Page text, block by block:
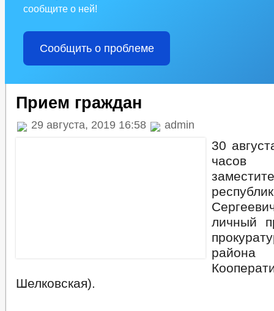
сообщите о ней!
Сообщить о проблеме
Прием граждан
29 августа, 2019 16:58 admin
30
личный
Шелковская).